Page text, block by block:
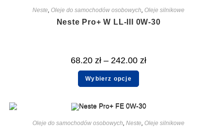
Neste Oleje do samochodów osobowych Oleje silnikowe
Neste Pro+ W LL-III 0W-30
68.20 zł – 242.00 zł
Wybierz opcje
Oleje do samochodów osobowych Neste Oleje silnikowe